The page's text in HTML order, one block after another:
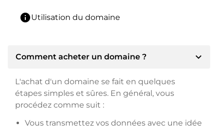
infoUtilisation du domaine
Comment acheter un domaine ? expand_more
L'achat d'un domaine se fait en quelques
étapes simples et sûres. En général, vous
procédez comme suit :
Vous transmettez vos données avec une idée